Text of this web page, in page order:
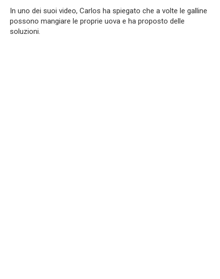
In uno dei suoi video, Carlos ha spiegato che a volte le galline
possono mangiare le proprie uova e ha proposto delle
soluzioni.